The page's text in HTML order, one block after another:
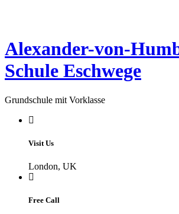
Alexander-von-
Schule Eschwege
Grundschule mit Vorklasse
Visit Us
London, UK
Free Call